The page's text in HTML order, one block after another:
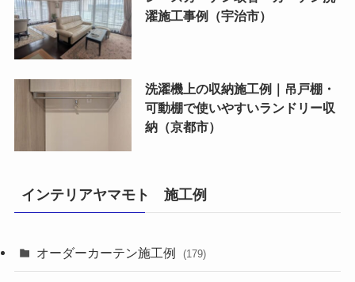
濯施工事例（宇治市）
洗濯機上の収納施工例｜吊戸棚・
可動棚で使いやすいランドリー収
納（京都市）
インテリアヤマモト 施工例
オーダーカーテン施工例 (179)